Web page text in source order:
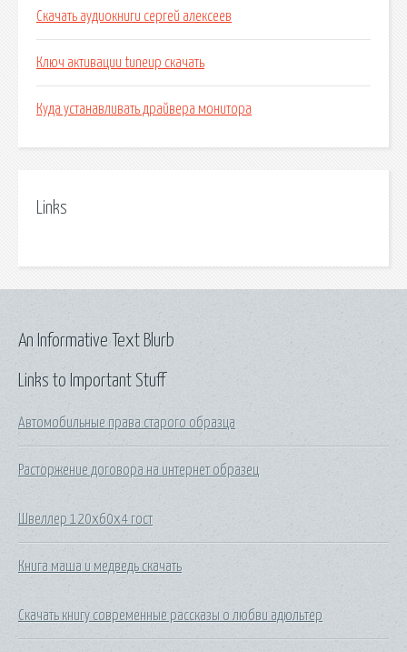
Скачать аудиокниги сергей алексеев
Ключ активации tuneup скачать
Куда устанавливать драйвера монитора
Links
Links to Important Stuff
Автомобильные права старого образца
Расторжение договора на интернет образец
Швеллер 120х60х4 гост
Книга маша и медведь скачать
Скачать книгу современные рассказы о любви адюльтер
An Informative Text Blurb